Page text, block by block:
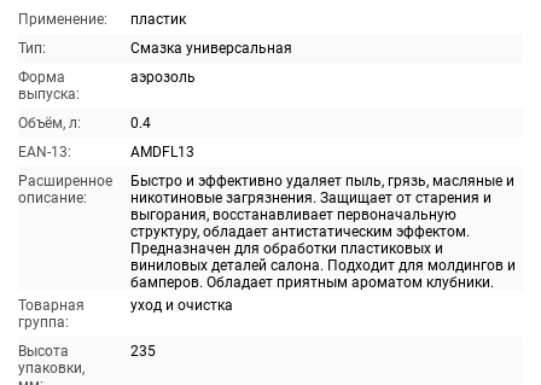
Применение:
пластик
Тип:
Смазка универсальная
Форма
выпуска:
аэрозоль
Объём, л:
0.4
EAN-13:
AMDFL13
Расширенное
описание:
Быстро и эффективно удаляет пыль, грязь, масляные и
никотиновые загрязнения. Защищает от старения и
выгорания, восстанавливает первоначальную
структуру, обладает антистатическим эффектом.
Предназначен для обработки пластиковых и
виниловых деталей салона. Подходит для молдингов и
бамперов. Обладает приятным ароматом клубники.
Товарная
группа:
уход и очистка
Высота
упаковки,
235